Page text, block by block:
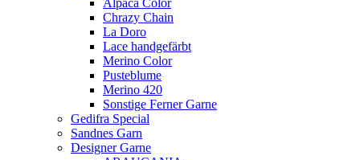
Alpaca Color
Chrazy Chain
La Doro
Lace handgefärbt
Merino Color
Pusteblume
Merino 420
Sonstige Ferner Garne
Gedifra Special
Sandnes Garn
Designer Garne